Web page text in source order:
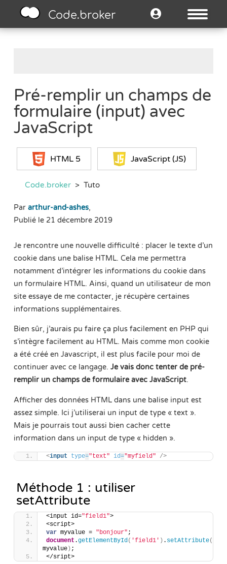
Code.broker
Pré-remplir un champs de
formulaire (input) avec
JavaScript
HTML 5 JavaScript (JS)
Code.broker> Tuto
Par arthur-and-ashes,
Publié le 21 décembre 2019
Je rencontre une nouvelle difficulté : placer le texte d’un
cookie dans une balise HTML. Cela me permettra
notamment d’intégrer les informations du cookie dans
un formulaire HTML. Ainsi, quand un utilisateur de mon
site essaye de me contacter, je récupère certaines
informations supplémentaires.
Bien sûr, j’aurais pu faire ça plus facilement en PHP qui
s’intègre facilement au HTML. Mais comme mon cookie
a été créé en Javascript, il est plus facile pour moi de
continuer avec ce langage. Je vais donc tenter de pré-
remplir un champs de formulaire avec JavaScript.
Afficher des données HTML dans une balise input est
assez simple. Ici j’utiliserai un input de type « text ».
Mais je pourrais tout aussi bien cacher cette
information dans un input de type « hidden ».
<input type="text" id="myfield" />
Méthode 1 : utiliser
setAttribute
<input id="field1">
<script>
var myvalue = "bonjour" ;
document .getElementById( 'field1' ) . setAttribute(
myvalue) ;
</sript>